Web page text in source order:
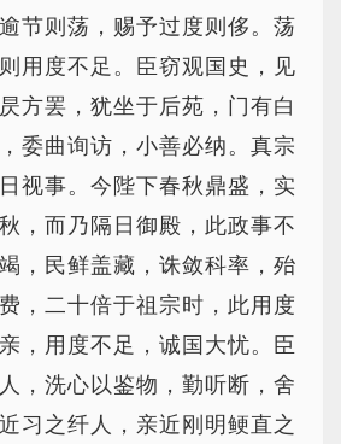
节则荡，赐予过度则侈。荡
用度不足。臣窃观国史，见
方罢，犹坐于后苑，门有白
委曲询访，小善必纳。真宗
视事。今陛下春秋鼎盛，实
，而乃隔日御殿，此政事不
，民鲜盖藏，诛敛科率，殆
，二十倍于祖宗时，此用度
，用度不足，诚国大忧。臣
，洗心以鉴物，勤听断，舍
习之纤人，亲近刚明鲠直之